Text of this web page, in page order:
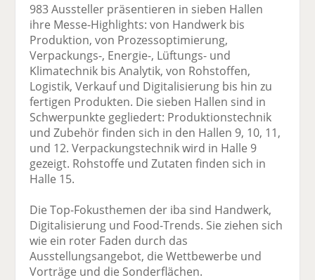
983 Aussteller präsentieren in sieben Hallen
ihre Messe-Highlights: von Handwerk bis
Produktion, von Prozessoptimierung,
Verpackungs-, Energie-, Lüftungs- und
Klimatechnik bis Analytik, von Rohstoffen,
Logistik, Verkauf und Digitalisierung bis hin zu
fertigen Produkten. Die sieben Hallen sind in
Schwerpunkte gegliedert: Produktionstechnik
und Zubehör finden sich in den Hallen 9, 10, 11,
und 12. Verpackungstechnik wird in Halle 9
gezeigt. Rohstoffe und Zutaten finden sich in
Halle 15.
Die Top-Fokusthemen der iba sind Handwerk,
Digitalisierung und Food-Trends. Sie ziehen sich
wie ein roter Faden durch das
Ausstellungsangebot, die Wettbewerbe und
Vorträge und die Sonderflächen.